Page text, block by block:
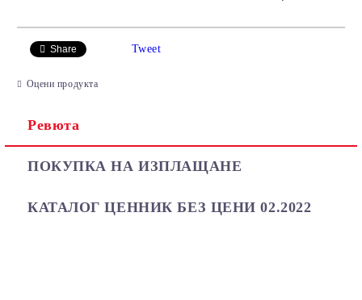
Ние ще се свържем с вас в рамките на работния ден.
Share Tweet
Оцени продукта
Ревюта
ПОКУПКА НА ИЗПЛАЩАНЕ
КАТАЛОГ ЦЕННИК БЕЗ ЦЕНИ 02.2022